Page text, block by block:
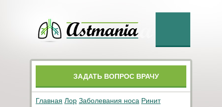
ЗАДАТЬ ВОПРОС ВРАЧУ
Главная Лор Заболевания носа Ринит